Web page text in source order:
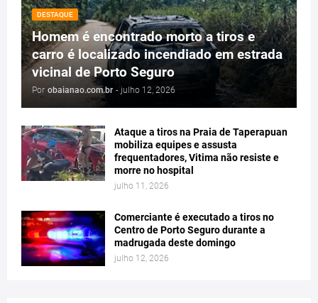
DESTAQUE
Homem é encontrado morto a tiros e
carro é localizado incendiado em estrada
vicinal de Porto Seguro
Por obaianao.com.br - julho 12, 2026
Ataque a tiros na Praia de Taperapuan
mobiliza equipes e assusta
frequentadores, Vitima não resiste e
morre no hospital
julho 11, 2026
Comerciante é executado a tiros no
Centro de Porto Seguro durante a
madrugada deste domingo
julho 12, 2026